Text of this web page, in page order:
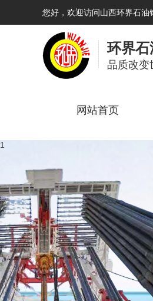
您好，欢迎访问山西环界石油
环界
品质改变
网站首页
12